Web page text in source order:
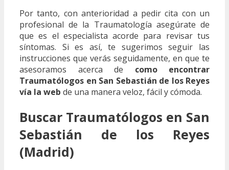
Por tanto, con anterioridad a pedir cita con un
profesional de la Traumatología asegúrate de
que es el especialista acorde para revisar tus
síntomas. Si es así, te sugerimos seguir las
instrucciones que verás seguidamente, en que te
asesoramos acerca de como encontrar
Traumatólogos en San Sebastián de los Reyes
vía la web de una manera veloz, fácil y cómoda.
Buscar Traumatólogos en San
Sebastián de los Reyes
(Madrid)